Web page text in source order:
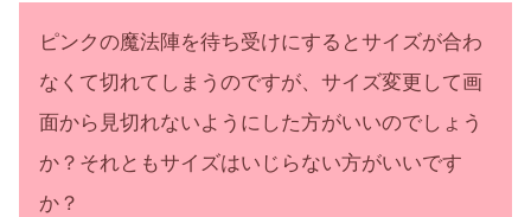
ピンクの魔法陣を待ち受けにするとサイズが合わ
なくて切れてしまうのですが、サイズ変更して画
面から見切れないようにした方がいいのでしょう
か？それともサイズはいじらない方がいいです
か？